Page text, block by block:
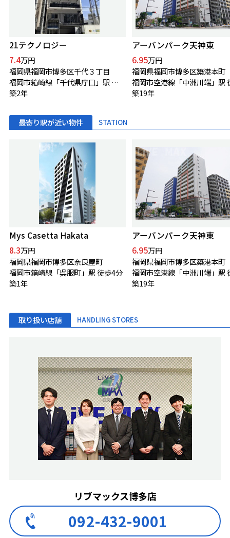
21テクノロジー
7.4万円
福岡県福岡市博多区千代３丁目
福岡市箱崎線「千代県庁口」駅 徒歩3分
築2年
アーバンパーク天神東
6.95万円
福岡県福岡市博多区築港本町
築19年
最寄り駅が近い物件 STATION
Mys Casetta Hakata
8.3万円
福岡県福岡市博多区奈良屋町
福岡市箱崎線「呉服町」駅 徒歩4分
築1年
アーバンパーク天神東
6.95万円
福岡県福岡市博多区築港本町
築19年
取り扱い店舗 HANDLING STORES
リブマックス博多店
092-432-9001